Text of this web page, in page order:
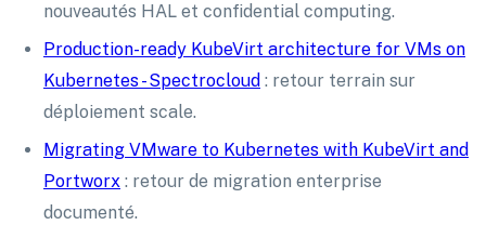
nouveautés HAL et confidential computing.
Production-ready KubeVirt architecture for VMs on
Kubernetes - Spectrocloud : retour terrain sur
déploiement scale.
Migrating VMware to Kubernetes with KubeVirt and
Portworx : retour de migration enterprise
documenté.